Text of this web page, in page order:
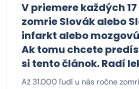
V priemere každých
zomrie Slovák alebo
infarkt alebo
Ak tomu chcete
si tento článok. Radí
Až 31.000 ľudí u nás ročne